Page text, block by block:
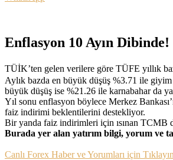
Enflasyon 10 Ayın Dibinde!
TÜİK’ten gelen verilere göre TÜFE yıllık
Aylık bazda en büyük düşüş %3.71 ile
büyük düşüş ise %21.26 ile karnabahar da
Yıl sonu enflasyon böylece Merkez
faiz indirimi beklentilerini destekliyor.
Bir yanda faiz indirimleri için ısınan TCMB
Burada yer alan yatırım bilgi, yorum ve
Canlı Forex Haber ve Yorumları için